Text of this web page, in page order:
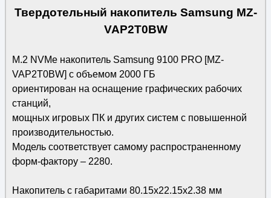
Твердотельный накопитель Samsung MZ-
VAP2T0BW
M.2 NVMe накопитель Samsung 9100 PRO [MZ-
VAP2T0BW] с объемом 2000 ГБ
ориентирован на оснащение графических рабочих
станций,
мощных игровых ПК и других систем с повышенной
производительностью.
Модель соответствует самому распространенному
форм-фактору – 2280.
Накопитель с габаритами 80.15x22.15x2.38 мм